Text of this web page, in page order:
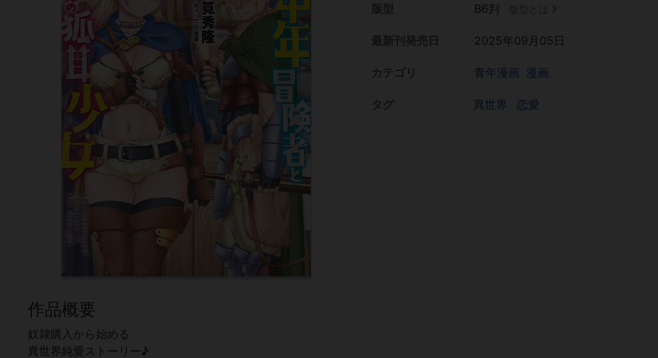
B6判
2025年09月05日
青年漫画 漫画
異世界 恋愛
作品概要
奴隷購入から始める
異世界純愛ストーリー♪